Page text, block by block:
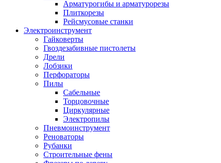
Арматурогибы и арматурорезы
Плиткорезы
Рейсмусовые станки
Электроинструмент
Гайковерты
Гвоздезабивные пистолеты
Дрели
Лобзики
Перфораторы
Пилы
Сабельные
Торцовочные
Циркулярные
Электропилы
Пневмоинструмент
Реноваторы
Рубанки
Строительные фены